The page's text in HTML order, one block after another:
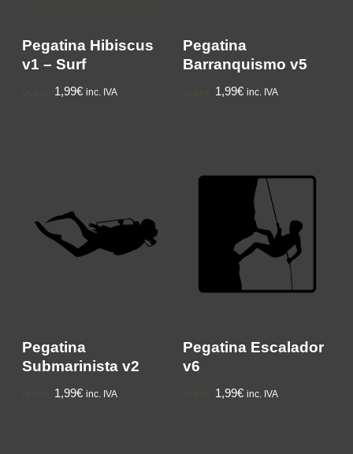
Pegatina Hibiscus
v1 – Surf
1,99€ inc. IVA
Pegatina
Barranquismo v5
1,99€ inc. IVA
Pegatina
Submarinista v2
1,99€ inc. IVA
Pegatina Escalador
v6
1,99€ inc. IVA